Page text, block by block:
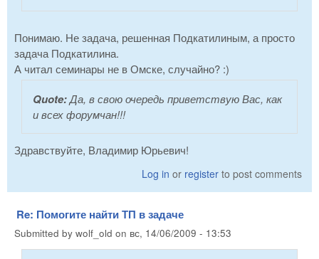
Понимаю. Не задача, решенная Подкатилиным, а просто
задача Подкатилина.
А читал семинары не в Омске, случайно? :)
Quote:Да, в свою очередь приветствую Вас, как
и всех форумчан!!!
Здравствуйте, Владимир Юрьевич!
Log in or register to post comments
Re: Помогите найти ТП в задаче
Submitted by wolf_old on вс, 14/06/2009 - 13:53